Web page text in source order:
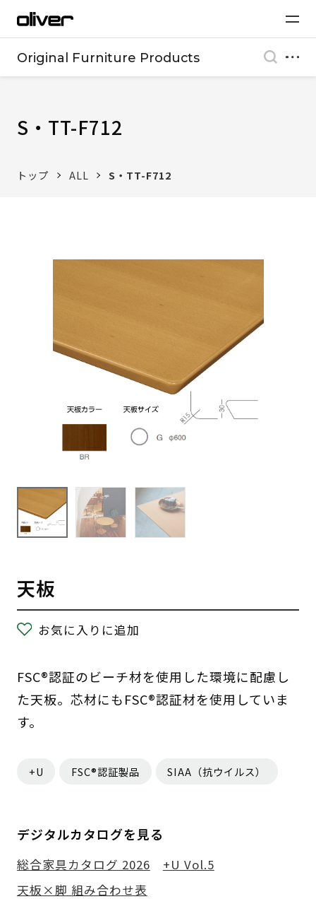
Original Furniture Products
S・TT-F712
トップ ALL S・TT-F712
天板
お気に入りに追加
FSC®認証のビーチ材を使用した環境に配慮し
た天板。芯材にもFSC®認証材を使用していま
す。
+U FSC®認証製品 SIAA（抗ウイルス）
デジタルカタログを見る
総合家具カタログ 2026
+U Vol.5
天板×脚 組み合わせ表